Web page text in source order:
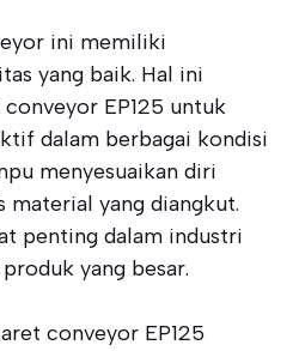
ini memiliki
yang baik. Hal ini
EP125 untuk
dalam berbagai kondisi
menyesuaikan diri
material yang diangkut.
penting dalam industri
yang besar.
conveyor EP125